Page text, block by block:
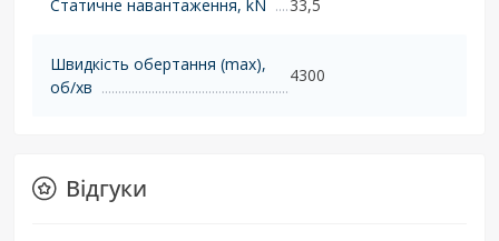
Статичне навантаження, kN 33,5
Швидкість обертання (max),
об/хв
4300
Відгуки